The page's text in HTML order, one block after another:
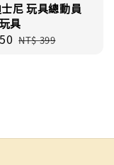
尼 玩具總動員
具
Regular
NT$ 399